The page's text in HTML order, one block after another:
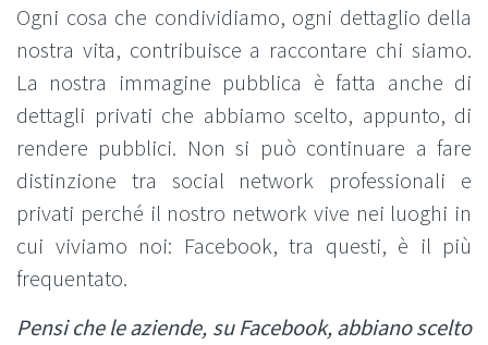
Ogni cosa che condividiamo, ogni dettaglio della
nostra vita, contribuisce a raccontare chi siamo.
La nostra immagine pubblica è fatta anche di
dettagli privati che abbiamo scelto, appunto, di
rendere pubblici. Non si può continuare a fare
distinzione tra social network professionali e
privati perché il nostro network vive nei luoghi in
cui viviamo noi: Facebook, tra questi, è il più
frequentato.
Pensi che le aziende, su Facebook, abbiano scelto